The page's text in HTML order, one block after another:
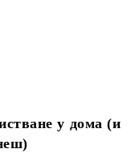
у дома (и